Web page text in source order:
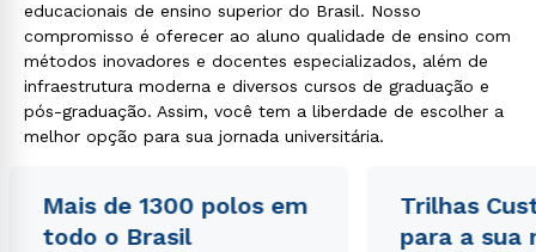
educacionais de ensino superior do Brasil. Nosso
compromisso é oferecer ao aluno qualidade de ensino com
métodos inovadores e docentes especializados, além de
infraestrutura moderna e diversos cursos de graduação e
pós-graduação. Assim, você tem a liberdade de escolher a
melhor opção para sua jornada universitária.
Mais de 1300 polos em
todo o Brasil
Trilhas
para a sua
Rápido e fácil
WhatsApp
ou